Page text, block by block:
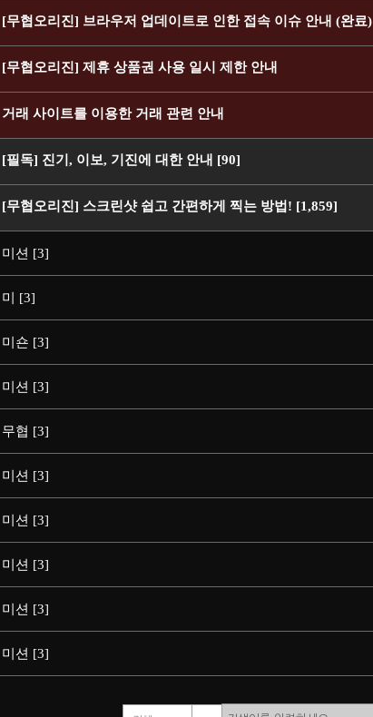
[무협오리진] 브라우저 업데이트로 인한 접속 이슈 안내 (완료)
[무협오리진] 제휴 상품권 사용 일시 제한 안내
거래 사이트를 이용한 거래 관련 안내
[필독] 진기, 이보, 기진에 대한 안내 [90]
[무협오리진] 스크린샷 쉽고 간편하게 찍는 방법! [1,859]
미션 [3]
미 [3]
미숀 [3]
미션 [3]
무협 [3]
미션 [3]
미션 [3]
미션 [3]
미션 [3]
미션 [3]